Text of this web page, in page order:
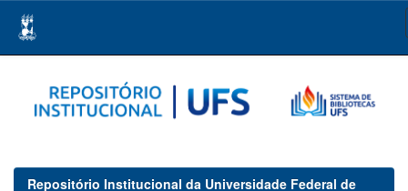
navigation
Repositório Institucional da Universidade Federal de